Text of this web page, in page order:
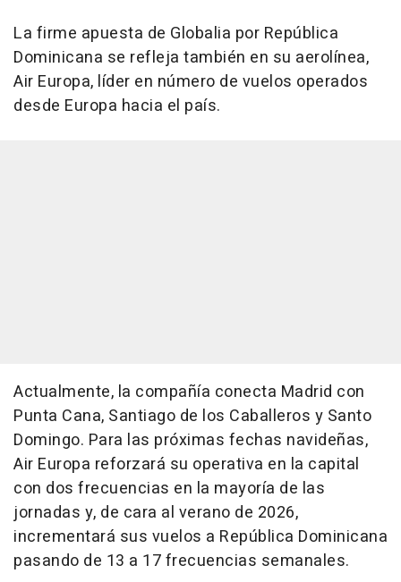
La firme apuesta de Globalia por República
Dominicana se refleja también en su aerolínea,
Air Europa, líder en número de vuelos operados
desde Europa hacia el país.
Actualmente, la compañía conecta Madrid con
Punta Cana, Santiago de los Caballeros y Santo
Domingo. Para las próximas fechas navideñas,
Air Europa reforzará su operativa en la capital
con dos frecuencias en la mayoría de las
jornadas y, de cara al verano de 2026,
incrementará sus vuelos a República Dominicana
pasando de 13 a 17 frecuencias semanales.